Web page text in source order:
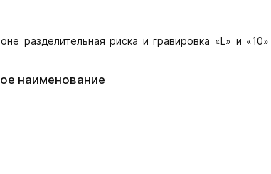
разделительная риска и грави­ровка «L» и
наименование